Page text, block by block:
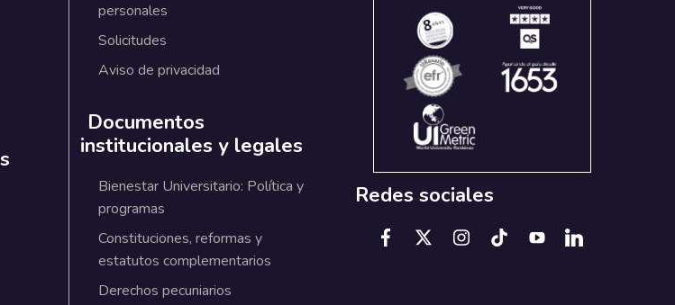
personales
Solicitudes
Aviso de privacidad
Documentos
institucionales y legales
Bienestar Universitario: Política y
programas
Constituciones, reformas y
estatutos complementarios
Derechos pecuniarios
Redes sociales